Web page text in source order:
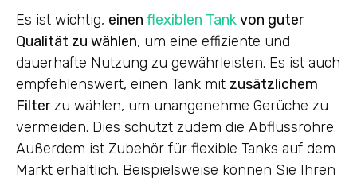
Es ist wichtig, einen flexiblen Tankvon guter
Qualität zu wählen, um eine effiziente und
dauerhafte Nutzung zu gewährleisten. Es ist auch
empfehlenswert, einen Tank mit zusätzlichem
Filterzu wählen, um unangenehme Gerüche zu
vermeiden. Dies schützt zudem die Abflussrohre.
Außerdem ist Zubehör für flexible Tanks auf dem
Markt erhältlich. Beispielsweise können Sie Ihren